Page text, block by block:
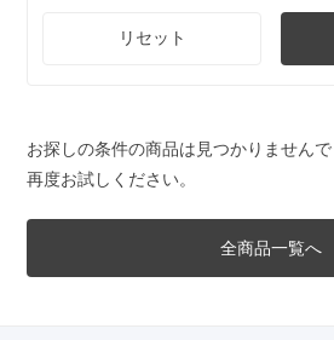
リセット
お探しの条件の商品は見つかりません
再度お試しください。
全商品一覧へ